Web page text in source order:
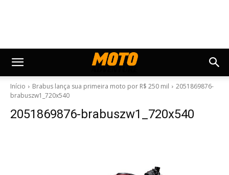
Início Brabus lança sua primeira moto por R$ 250 mil
2051869876-
brabuszw1_720x540
2051869876-brabuszw1_720x540